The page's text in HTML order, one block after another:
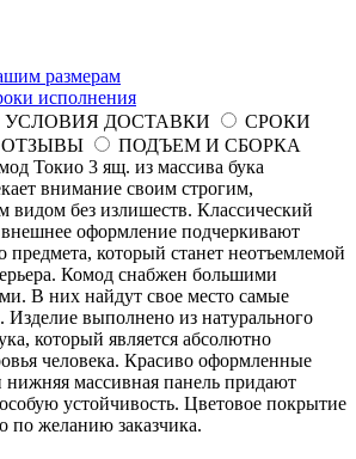
размерам
исполнения
УСЛОВИЯ ДОСТАВКИ
СРОКИ
ОТЗЫВЫ
ПОДЪЕМ И СБОРКА
Токио 3 ящ. из массива бука
внимание своим строгим,
без излишеств. Классический
внешнее оформление подчеркивают
предмета, который станет неотъемлемой
Комод снабжен большими
В них найдут свое место самые
Изделие выполнено из натурального
который является абсолютно
человека. Красиво оформленные
массивная панель придают
устойчивость. Цветовое покрытие
по желанию заказчика.